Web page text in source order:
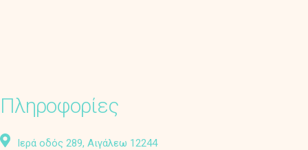
Πληροφορίες
Ιερά οδός 289, Αιγάλεω 12244